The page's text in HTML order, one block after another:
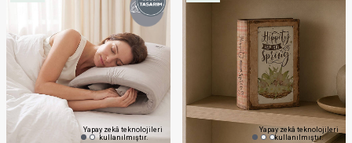
Yapay zekâ teknolojileri
kullanılmıştır.
Yapay zekâ teknolojileri
kullanılmıştır.